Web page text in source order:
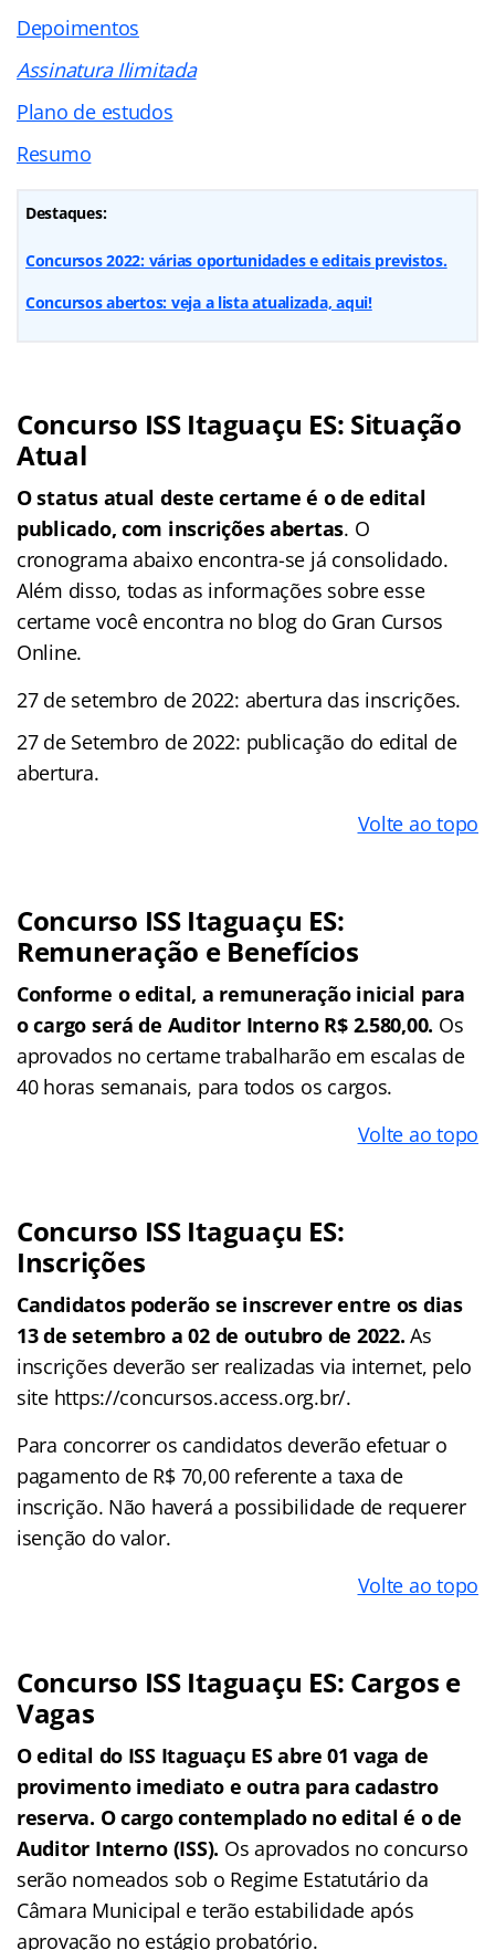
Depoimentos
Assinatura Ilimitada
Plano de estudos
Resumo
Destaques:
Concursos 2022: várias oportunidades e editais previstos.
Concursos abertos: veja a lista atualizada, aqui!
Concurso ISS Itaguaçu ES: Situação
Atual
O status atual deste certame é o de edital
publicado, com inscrições abertas. O
cronograma abaixo encontra-se já consolidado.
Além disso, todas as informações sobre esse
certame você encontra no blog do Gran Cursos
Online.
27 de setembro de 2022: abertura das inscrições.
27 de Setembro de 2022: publicação do edital de
abertura.
Volte ao topo
Concurso ISS Itaguaçu ES:
Remuneração e Benefícios
Conforme o edital, a remuneração inicial para
o cargo será de Auditor Interno R$ 2.580,00. Os
aprovados no certame trabalharão em escalas de
40 horas semanais, para todos os cargos.
Volte ao topo
Concurso ISS Itaguaçu ES:
Inscrições
Candidatos poderão se inscrever entre os dias
13 de setembro a 02 de outubro de 2022.As
inscrições deverão ser realizadas via internet, pelo
site https://concursos.access.org.br/.
Para concorrer os candidatos deverão efetuar o
pagamento de R$ 70,00 referente a taxa de
inscrição. Não haverá a possibilidade de requerer
isenção do valor.
Volte ao topo
Concurso ISS Itaguaçu ES: Cargos e
Vagas
O edital do ISS Itaguaçu ES abre 01 vaga de
provimento imediato e outra para cadastro
reserva. O cargo contemplado no edital é o de
Auditor Interno (ISS). Os aprovados no concurso
serão nomeados sob o Regime Estatutário da
Câmara Municipal e terão estabilidade após
aprovação no estágio probatório.